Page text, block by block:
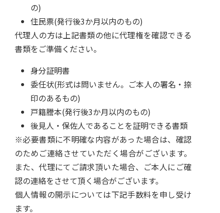
の)
住民票(発行後3か月以内のもの)
代理人の方は上記書類の他に代理権を確認できる
書類をご準備ください。
身分証明書
委任状(形式は問いません。ご本人の署名・捺
印のあるもの)
戸籍謄本(発行後3か月以内のもの)
後見人・保佐人であることを証明できる書類
※必要書類に不明確な内容があった場合は、確認
のためご連絡させていただく場合がございます。
また、代理にてご請求頂いた場合、ご本人にご確
認の連絡をさせて頂く場合がございます。
個人情報の開示については下記手数料を申し受け
ます。